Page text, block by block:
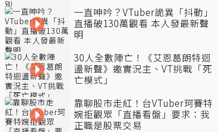
一直呻吟？VTuber詭異「抖動」
直播破130萬觀看 本人發最新聲
明
30人全數陣亡！《艾恩葛朗特迴
盪新聲》邀實況主、VT挑戰「死
亡模式」
靠聊股市走紅！台VTuber珂賽特
婉拒觀眾「直播看盤」要求：我
正職是股票交易